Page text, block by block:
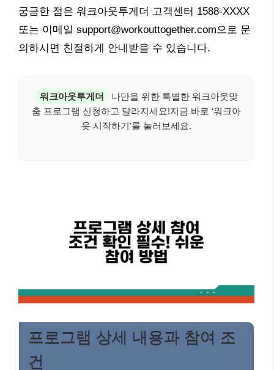
궁금한 점은 워크아웃투게더 고객센터 1588-XXXX
또는 이메일 support@workouttogether.com으로 문
의하시면 친절하게 안내받을 수 있습니다.
워크아웃투게더
나만을 위한 특별한 워크아웃맞
춤 프로그램 신청하고 달라지세요!지금 바로 ‘워크아
웃 시작하기’를 눌러보세요.
프로그램 상세 내용과 참여 조
건